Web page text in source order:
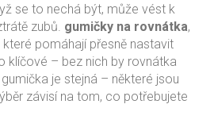
se to nechá být, může vést k
zubů. gumičky na rovnátka,
pomáhají přesně nastavit
klíčové – bez nich by rovnátka
je stejná – některé jsou
závisí na tom, co potřebujete